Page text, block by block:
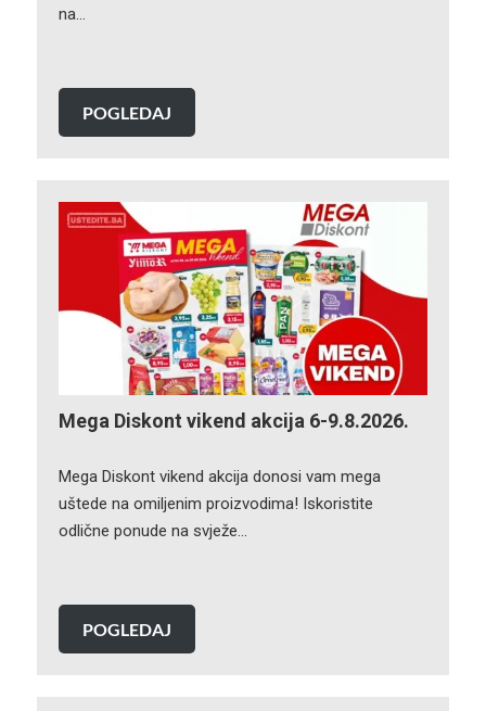
na…
POGLEDAJ
Mega Diskont vikend akcija 6-9.8.2026.
Mega Diskont vikend akcija donosi vam mega
uštede na omiljenim proizvodima! Iskoristite
odlične ponude na svježe…
POGLEDAJ